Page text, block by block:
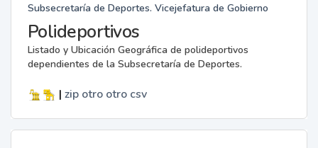
Subsecretaría de Deportes. Vicejefatura de Gobierno
Polideportivos
Listado y Ubicación Geográfica de polideportivos
dependientes de la Subsecretaría de Deportes.
| zip otro otro csv